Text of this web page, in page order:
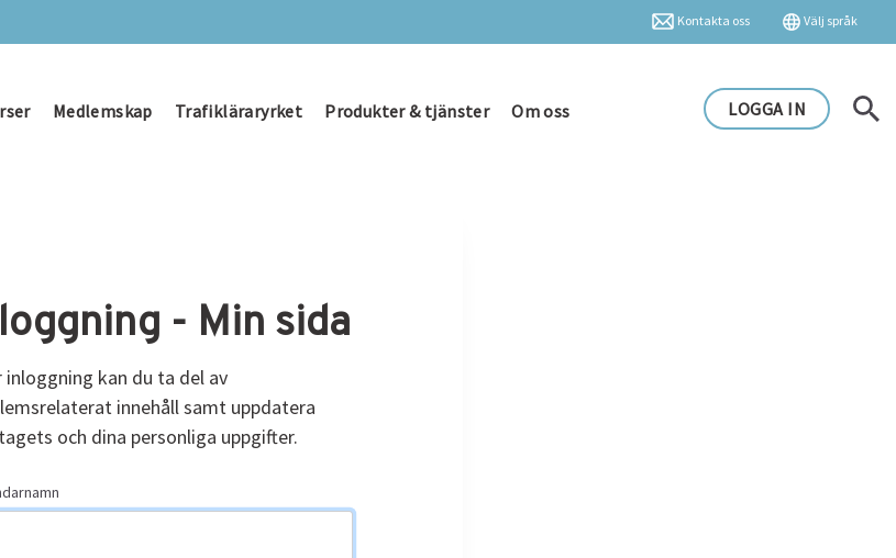
Välj språk
Kontakta oss
Medlemskap Trafikläraryrket Produkter & tjänster Om oss LOGGA IN
- Min sida
inloggning kan du ta del av
innehåll samt uppdatera
och dina personliga uppgifter.